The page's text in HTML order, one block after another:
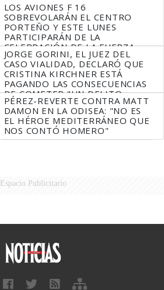
LOS AVIONES F 16
SOBREVOLARÁN EL CENTRO
PORTEÑO Y ESTE LUNES
PARTICIPARÁN DE LA
CELEBRACIÓN DE LA FUERZA
AÉREA
JORGE GORINI, EL JUEZ DEL
CASO VIALIDAD, DECLARÓ QUE
CRISTINA KIRCHNER ESTÁ
PAGANDO LAS CONSECUENCIAS
DE COMETER "UN DELITO
COMPROBADO"
PÉREZ-REVERTE CONTRA MATT
DAMON EN LA ODISEA: "NO ES
EL HÉROE MEDITERRÁNEO QUE
NOS CONTÓ HOMERO"
Espacio Publicitario